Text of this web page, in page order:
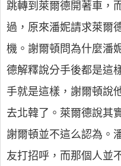
跳轉到萊爾德開著車，
過，原來潘妮請求萊爾
機。謝爾頓問為什麼潘
德解釋說分手後都是這
手就是這樣，謝爾頓說
去北韓了。萊爾德說其
謝爾頓並不這么認為。
友打招呼，而那個人並